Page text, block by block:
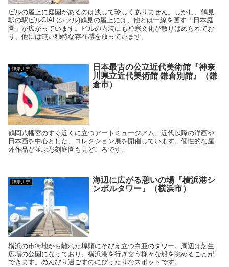
ビルの屋上に庭園があるのは決して珍しくありません。しかし、鶴見
駅の駅ビルCIAL(シァル)鶴見の屋上には、他とは一線を画す「日本庭
園」が広がっています。ビルの内装にも禅宗文化が散りばめられてお
り、他には無い独特な存在感を放っています。
神奈川県
日本最古の公立近代美術館『神奈
川県立近代美術館 鎌倉別館』（鎌
倉市）
鶴岡八幡宮のすぐ近くに立つアートミュージアム。近代以降の洋画や
日本画を中心とした、コレクション展を開催しています。個性的な屋
外作品が並ぶ彫刻庭園も見どころです。
神奈川県
海辺に広がる憩いの場『横浜港シ
ンボルタワー』（横浜市）
横浜の市街地から離れた埠頭にそびえ立つ白亜のタワー。周辺は芝生
広場の公園になっており、横浜港を行き交う様々な船を眺めることが
できます。のんびり過ごすのにぴったりなスポットです。